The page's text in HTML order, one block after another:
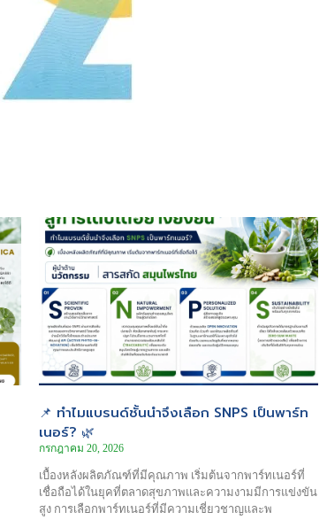
📌 ทำไมแบรนด์ชั้นนำจึงเลือก SNPS เป็นพาร์ท
เนอร์? 🌿
กรกฎาคม 20, 2026
เบื้องหลังผลิตภัณฑ์ที่มีคุณภาพ เริ่มต้นจากพาร์ทเนอร์ที่
เชื่อถือได้ในยุคที่ตลาดสุขภาพและความงามมีการแข่งขัน
สูง การเลือกพาร์ทเนอร์ที่มีความเชี่ยวชาญและพ